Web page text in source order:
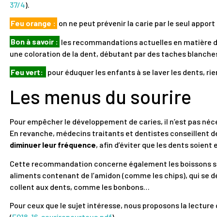
37/4).
Feu orange : on ne peut prévenir la carie par le seul
Bon à savoir : les recommandations actuelles en matière
une coloration de la dent, débutant par des taches
Feu vert: pour éduquer les enfants à se laver les dents,
Les menus du sourire
Pour empêcher le développement de caries, il n’est pas
En revanche, médecins traitants et dentistes conseillent
diminuer leur fréquence, afin d’éviter que les dents
Cette recommandation concerne également les boissons
aliments contenant de l’amidon (comme les chips), qui se
collent aux dents, comme les bonbons…
Pour ceux que le sujet intéresse, nous proposons la